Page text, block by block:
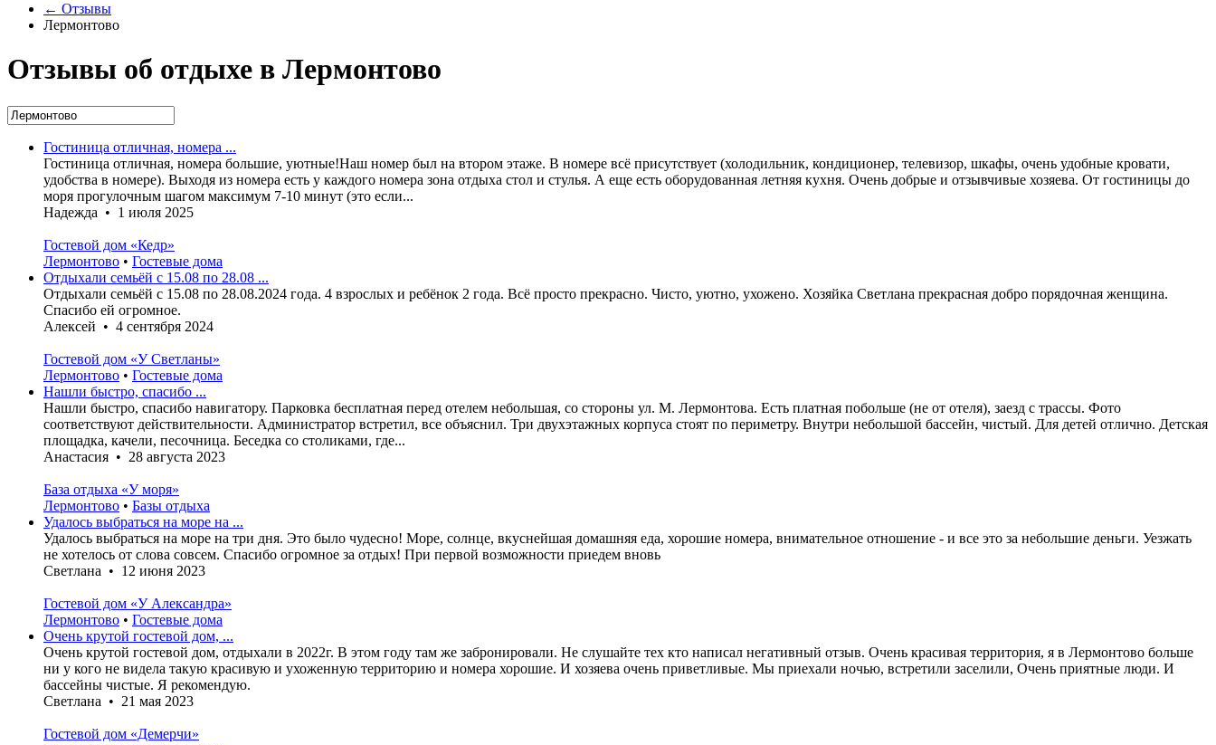
← Отзывы
Лермонтово
Отзывы об отдыхе в Лермонтово
Гостиница отличная, номера ...
Гостиница отличная, номера большие, уютные!Наш номер был на втором этаже. В номере всё присутствует (холодильник, кондиционер, телевизор, шкафы, очень удобные кровати,
удобства в номере). Выходя из номера есть у каждого номера зона отдыха стол и стулья. А еще есть оборудованная летняя кухня. Очень добрые и отзывчивые хозяева. От гостиницы до
моря прогулочным шагом максимум 7-10 минут (это если...
Надежда • 1 июля 2025
Гостевой дом «Кедр»
Лермонтово • Гостевые дома
Отдыхали семьёй с 15.08 по 28.08 ...
Отдыхали семьёй с 15.08 по 28.08.2024 года. 4 взрослых и ребёнок 2 года. Всё просто прекрасно. Чисто, уютно, ухожено. Хозяйка Светлана прекрасная добро порядочная женщина.
Спасибо ей огромное.
Алексей • 4 сентября 2024
Гостевой дом «У Светланы»
Лермонтово • Гостевые дома
Нашли быстро, спасибо ...
Нашли быстро, спасибо навигатору. Парковка бесплатная перед отелем небольшая, со стороны ул. М. Лермонтова. Есть платная побольше (не от отеля), заезд с трассы. Фото
соответствуют действительности. Администратор встретил, все объяснил. Три двухэтажных корпуса стоят по периметру. Внутри небольшой бассейн, чистый. Для детей отлично. Детская
площадка, качели, песочница. Беседка со столиками, где...
Анастасия • 28 августа 2023
База отдыха «У моря»
Лермонтово • Базы отдыха
Удалось выбраться на море на ...
Удалось выбраться на море на три дня. Это было чудесно! Море, солнце, вкуснейшая домашняя еда, хорошие номера, внимательное отношение - и все это за небольшие деньги. Уезжать
не хотелось от слова совсем. Спасибо огромное за отдых! При первой возможности приедем вновь
Светлана • 12 июня 2023
Гостевой дом «У Александра»
Лермонтово • Гостевые дома
Очень крутой гостевой дом, ...
Очень крутой гостевой дом, отдыхали в 2022г. В этом году там же забронировали. Не слушайте тех кто написал негативный отзыв. Очень красивая территория, я в Лермонтово больше
ни у кого не видела такую красивую и ухоженную территорию и номера хорошие. И хозяева очень приветливые. Мы приехали ночью, встретили заселили, Очень приятные люди. И
бассейны чистые. Я рекомендую.
Светлана • 21 мая 2023
Гостевой дом «Демерчи»